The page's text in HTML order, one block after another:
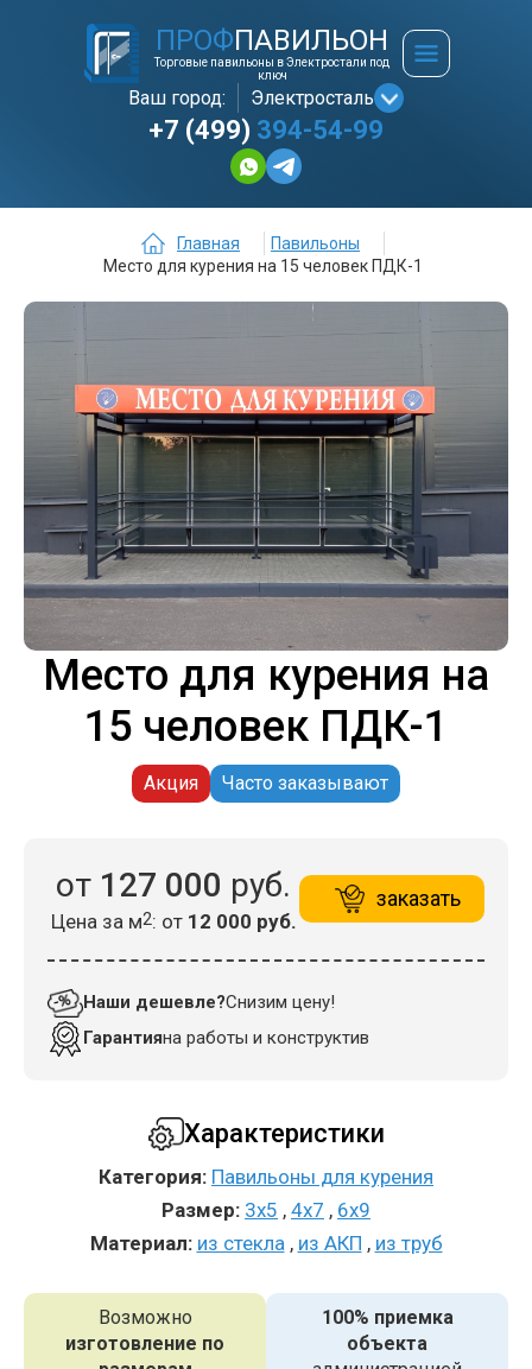
ПРОФПАВИЛЬОН
Торговые павильоны в Электростали под
ключ
Ваш город: Электросталь
+7 (499) 394-54-99
Главная
Павильоны
Место для курения на 15 человек ПДК-1
Место для курения на
15 человек ПДК-1
Акция Часто заказывают
от 127 000 руб.
Цена за м2: от 12 000 руб.
заказать
Наши дешевле?Снизим цену!
Гарантияна работы и конструктив
Характеристики
Категория: Павильоны для курения
Размер: 3x5 , 4x7 , 6x9
Материал: из стекла , из АКП , из труб
Возможно
изготовление по
100% приемка
объекта